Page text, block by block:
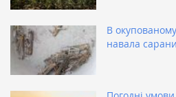
В
навала сарани